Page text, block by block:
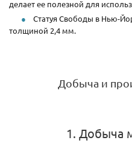
делает ее полезной для
Статуя Свободы в Нью-
толщиной 2,4 мм.
Добыча и
1. Добыча